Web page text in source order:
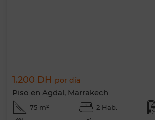
1.200 DH por día
Piso en Agdal, Marrakech
75 m² 2 Hab.